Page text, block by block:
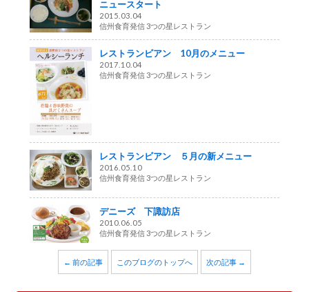
ニュースタート
2015.03.04
信州食育発信 3つの星レストラン
レストランビアン 10月のメニュー
2017.10.04
信州食育発信 3つの星レストラン
レストランビアン ５月の新メニュー
2016.05.10
信州食育発信 3つの星レストラン
デニーズ 下諏訪店
2010.06.05
信州食育発信 3つの星レストラン
← 前の記事 このブログのトップへ 次の記事 →